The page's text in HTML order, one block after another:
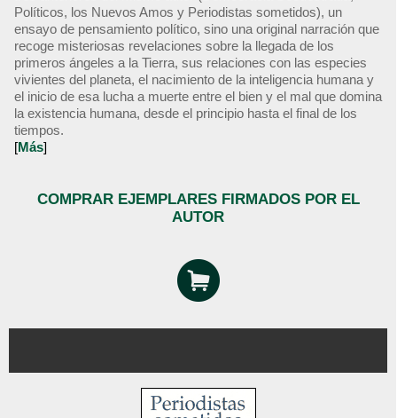
Políticos, los Nuevos Amos y Periodistas sometidos), un
ensayo de pensamiento político, sino una original narración que
recoge misteriosas revelaciones sobre la llegada de los
primeros ángeles a la Tierra, sus relaciones con las especies
vivientes del planeta, el nacimiento de la inteligencia humana y
el inicio de esa lucha a muerte entre el bien y el mal que domina
la existencia humana, desde el principio hasta el final de los
tiempos.
[Más]
COMPRAR EJEMPLARES FIRMADOS POR EL
AUTOR